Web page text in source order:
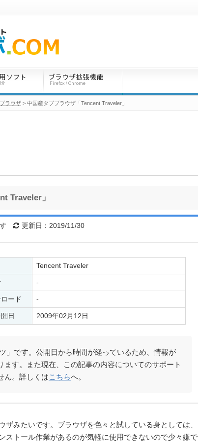
Traveler」
更新日：2019/11/30
Tencent Traveler
-
ード -
日 2009年02月12日
」です。公開日から時間が経っているため、情報が
ます。また現在、この記事の内容についてのサポート
ん。詳しくはこちらへ。
ザみたいです。ブラウザを色々と試している身としては、
ストール作業があるのが気軽に使用できないので少々嫌で
ラウザ > 中国産タブブラウザ「Tencent Traveler」